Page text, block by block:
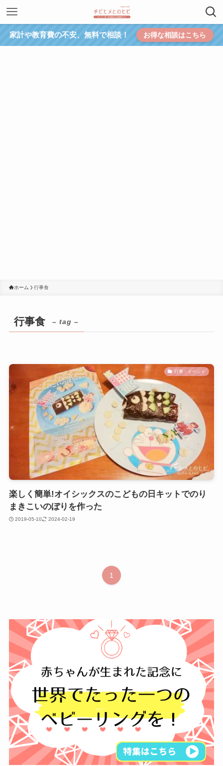
家計や教育費の不安、無料で相談！ お得な相談はこちら
ホーム 行事食
行事食 – tag –
行事・イベント
楽しく簡単!オイシックスのこどもの日キットでのり
まきこいのぼりを作った
2019-05-10 2024-02-19
1